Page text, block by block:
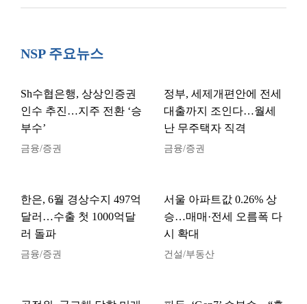
NSP 주요뉴스
Sh수협은행, 상상인증권
인수 추진…지주 전환 ‘승
부수’
금융/증권
정부, 세제개편안에 전세
대출까지 조인다…월세
난 무주택자 직격
금융/증권
한은, 6월 경상수지 497억
달러…수출 첫 1000억달
러 돌파
금융/증권
서울 아파트값 0.26% 상
승…매매·전세 오름폭 다
시 확대
건설/부동산